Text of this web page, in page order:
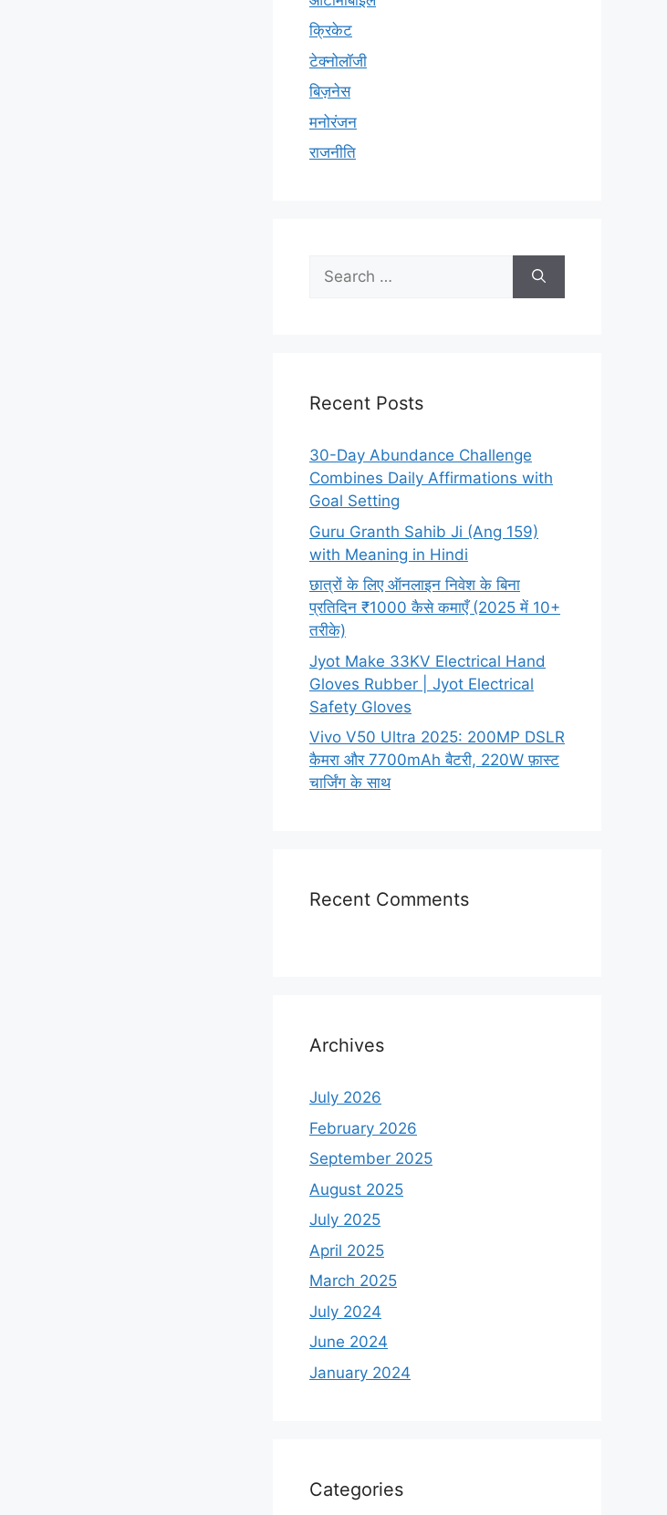
क्रिकेट
टेक्नोलॉजी
बिज़नेस
मनोरंजन
राजनीति
Search
for:
Recent Posts
30-Day Abundance Challenge
Combines Daily Affirmations with
Goal Setting
Guru Granth Sahib Ji (Ang 159)
with Meaning in Hindi
छात्रों के लिए ऑनलाइन निवेश के बिना
प्रतिदिन ₹1000 कैसे कमाएँ (2025 में 10+
तरीके)
Jyot Make 33KV Electrical Hand
Gloves Rubber | Jyot Electrical
Safety Gloves
Vivo V50 Ultra 2025: 200MP DSLR
कैमरा और 7700mAh बैटरी, 220W फ़ास्ट
चार्जिंग के साथ
Recent Comments
Archives
July 2026
February 2026
September 2025
August 2025
July 2025
April 2025
March 2025
July 2024
June 2024
January 2024
Categories